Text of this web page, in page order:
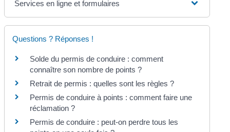
Services en ligne et formulaires
Questions ? Réponses !
Solde du permis de conduire : comment
connaître son nombre de points ?
Retrait de permis : quelles sont les règles ?
Permis de conduire à points : comment faire une
réclamation ?
Permis de conduire : peut-on perdre tous les